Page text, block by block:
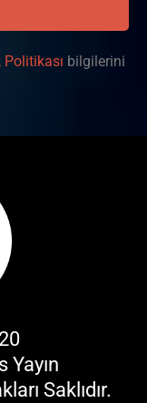
bilgilerini
Yayın
Saklıdır.